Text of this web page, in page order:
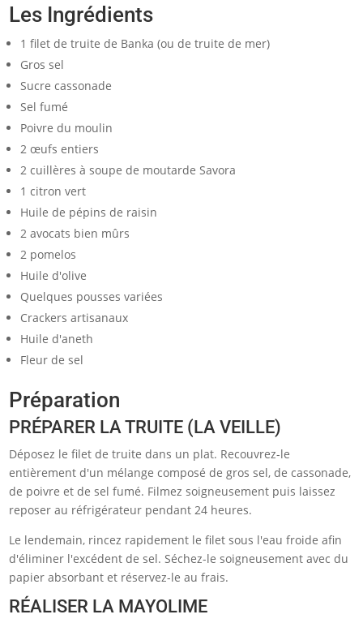
Les Ingrédients
1 filet de truite de Banka (ou de truite de mer)
Gros sel
Sucre cassonade
Sel fumé
Poivre du moulin
2 œufs entiers
2 cuillères à soupe de moutarde Savora
1 citron vert
Huile de pépins de raisin
2 avocats bien mûrs
2 pomelos
Huile d'olive
Quelques pousses variées
Crackers artisanaux
Huile d'aneth
Fleur de sel
Préparation
PRÉPARER LA TRUITE (LA VEILLE)
Déposez le filet de truite dans un plat. Recouvrez-le
entièrement d'un mélange composé de gros sel, de cassonade,
de poivre et de sel fumé. Filmez soigneusement puis laissez
reposer au réfrigérateur pendant 24 heures.
Le lendemain, rincez rapidement le filet sous l'eau froide afin
d'éliminer l'excédent de sel. Séchez-le soigneusement avec du
papier absorbant et réservez-le au frais.
RÉALISER LA MAYOLIME